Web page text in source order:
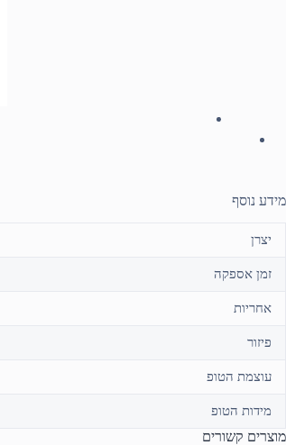
מידע נוסף
יצרן
זמן אספקה
אחריות
פיזור
עוצמת הטופ
מידות הטופ
מוצרים קשורים